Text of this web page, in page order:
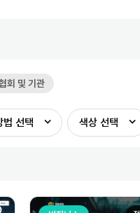
회 및 기관
법 선택 색상 선택